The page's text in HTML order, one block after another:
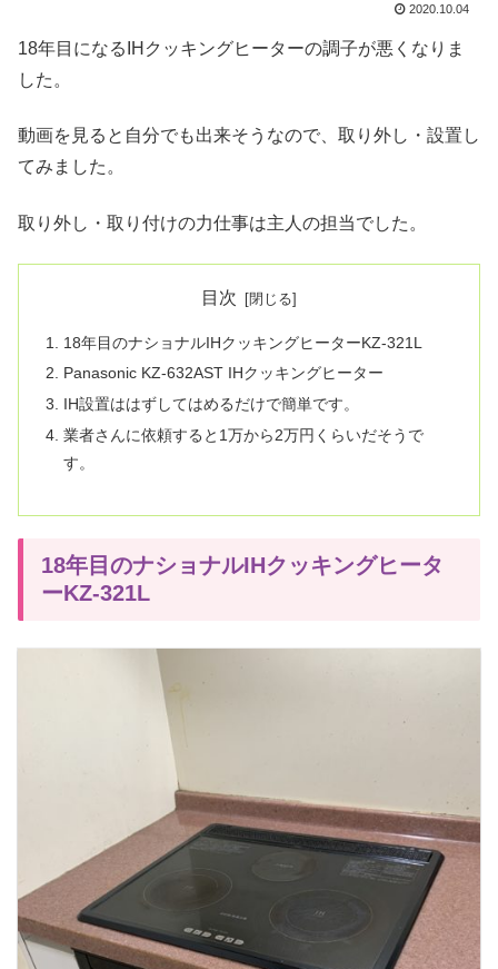
2020.10.04
18年目になるIHクッキングヒーターの調子が悪くなりま
した。
動画を見ると自分でも出来そうなので、取り外し・設置し
てみました。
取り外し・取り付けの力仕事は主人の担当でした。
目次
18年目のナショナルIHクッキングヒーターKZ-321L
Panasonic KZ-632AST IHクッキングヒーター
IH設置ははずしてはめるだけで簡単です。
業者さんに依頼すると1万から2万円くらいだそうで
す。
18年目のナショナルIHクッキングヒータ
ーKZ-321L